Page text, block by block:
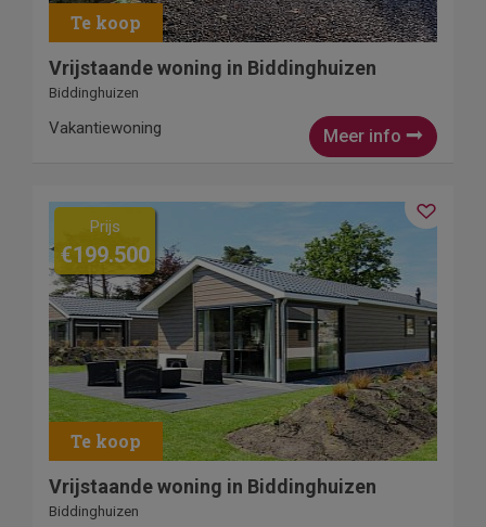
Vrijstaande woning in Biddinghuizen
Biddinghuizen
Meer info
Vakantiewoning
Prijs
€199.500
Vrijstaande woning in Biddinghuizen
Biddinghuizen